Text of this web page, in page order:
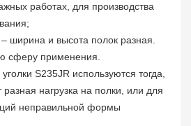
работах, для производства
– ширина и высота полок разная.
сферу применения.
S235JR используются тогда,
разная нагрузка на полки, или для
неправильной формы